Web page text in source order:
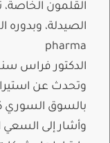
القلمون
pharma
الدكتور فراس
وتحدث عن استيراد
بالسوق السوري
وأشار إلى السعي